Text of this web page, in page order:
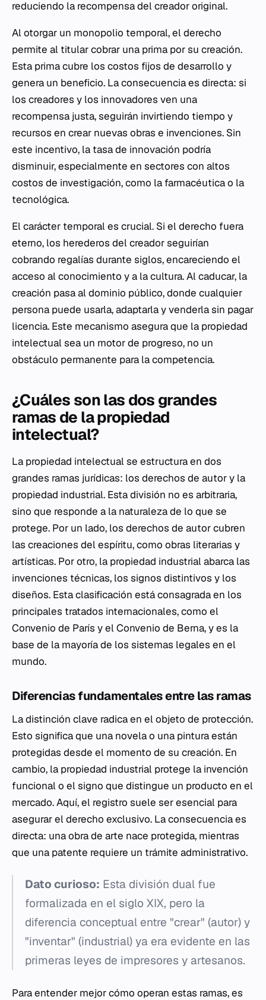
reduciendo la recompensa del creador original.
Al otorgar un monopolio temporal, el derecho
permite al titular cobrar una prima por su creación.
Esta prima cubre los costos fijos de desarrollo y
genera un beneficio. La consecuencia es directa: si
los creadores y los innovadores ven una
recompensa justa, seguirán invirtiendo tiempo y
recursos en crear nuevas obras e invenciones. Sin
este incentivo, la tasa de innovación podría
disminuir, especialmente en sectores con altos
costos de investigación, como la farmacéutica o la
tecnológica.
El carácter temporal es crucial. Si el derecho fuera
eterno, los herederos del creador seguirían
cobrando regalías durante siglos, encareciendo el
acceso al conocimiento y a la cultura. Al caducar, la
creación pasa al dominio público, donde cualquier
persona puede usarla, adaptarla y venderla sin pagar
licencia. Este mecanismo asegura que la propiedad
intelectual sea un motor de progreso, no un
obstáculo permanente para la competencia.
¿Cuáles son las dos grandes
ramas de la propiedad
intelectual?
La propiedad intelectual se estructura en dos
grandes ramas jurídicas: los derechos de autor y la
propiedad industrial. Esta división no es arbitraria,
sino que responde a la naturaleza de lo que se
protege. Por un lado, los derechos de autor cubren
las creaciones del espíritu, como obras literarias y
artísticas. Por otro, la propiedad industrial abarca las
invenciones técnicas, los signos distintivos y los
diseños. Esta clasificación está consagrada en los
principales tratados internacionales, como el
Convenio de París y el Convenio de Berna, y es la
base de la mayoría de los sistemas legales en el
mundo.
Diferencias fundamentales entre las ramas
La distinción clave radica en el objeto de protección.
Esto significa que una novela o una pintura están
protegidas desde el momento de su creación. En
cambio, la propiedad industrial protege la invención
funcional o el signo que distingue un producto en el
mercado. Aquí, el registro suele ser esencial para
asegurar el derecho exclusivo. La consecuencia es
directa: una obra de arte nace protegida, mientras
que una patente requiere un trámite administrativo.
Dato curioso: Esta división dual fue
formalizada en el siglo XIX, pero la
diferencia conceptual entre "crear" (autor) y
"inventar" (industrial) ya era evidente en las
primeras leyes de impresores y artesanos.
Para entender mejor cómo operan estas ramas, es